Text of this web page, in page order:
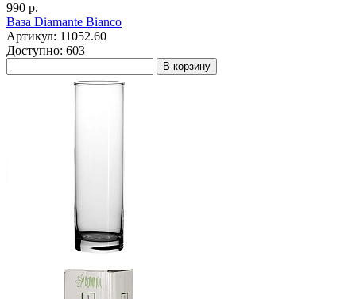
990 р.
Ваза Diamante Bianco
Артикул: 11052.60
Доступно: 603
В корзину